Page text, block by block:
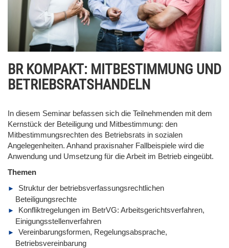
BR KOMPAKT: MITBESTIMMUNG UND
BETRIEBSRATSHANDELN
In diesem Seminar befassen sich die Teilnehmenden mit dem
Kernstück der Beteiligung und Mitbestimmung: den
Mitbestimmungsrechten des Betriebsrats in sozialen
Angelegenheiten. Anhand praxisnaher Fallbeispiele wird die
Anwendung und Umsetzung für die Arbeit im Betrieb eingeübt.
Themen
Struktur der betriebsverfassungsrechtlichen
Beteiligungsrechte
Konfliktregelungen im BetrVG: Arbeitsgerichtsverfahren,
Einigungsstellenverfahren
Vereinbarungsformen, Regelungsabsprache,
Betriebsvereinbarung